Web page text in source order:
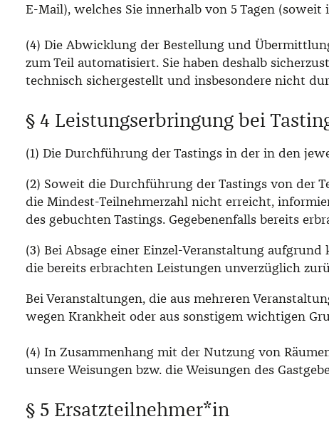
E-Mail), welches Sie innerhalb von 5 Tagen
(4) Die Abwicklung der Bestellung und
zum Teil automatisiert. Sie haben deshalb
technisch sichergestellt und insbesondere nicht
§ 4 Leistungserbringung bei
(1) Die Durchführung der Tastings in der in den
(2) Soweit die Durchführung der Tastings von der
die Mindest-Teilnehmerzahl nicht erreicht,
des gebuchten Tastings. Gegebenenfalls bereits
(3) Bei Absage einer Einzel-Veranstaltung
die bereits erbrachten Leistungen unverzüglich
Bei Veranstaltungen, die aus mehreren
wegen Krankheit oder aus sonstigem wichtigen
(4) In Zusammenhang mit der Nutzung von
unsere Weisungen bzw. die Weisungen des
§ 5 Ersatzteilnehmer*in